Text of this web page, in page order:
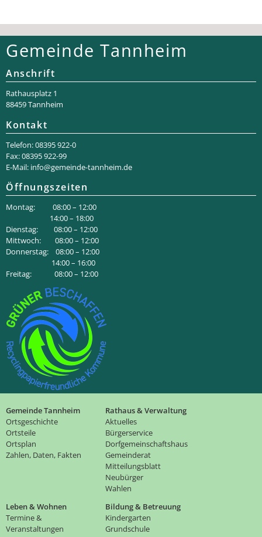
Gemeinde Tannheim
Anschrift
Rathaus­platz 1
88459 Tannheim
Kontakt
Telefon: 08395 922-0
Fax: 08395 922-99
E-Mail: info@gemeinde-tannheim.de
Öffnungszeiten
Montag: 08:00 – 12:00
14:00 – 18:00
Dienstag: 08:00 – 12:00
Mittwoch: 08:00 – 12:00
Donnerstag: 08:00 – 12:00
14:00 – 16:00
Freitag: 08:00 – 12:00
Gemeinde Tannheim
Ortsgeschichte
Ortsteile
Ortsplan
Zahlen, Daten, Fakten
Rathaus & Verwaltung
Aktuelles
Bürgerservice
Dorfgemeinschaftshaus
Gemeinderat
Mitteilungsblatt
Neubürger
Wahlen
Leben & Wohnen
Termine &
Veranstaltungen
Bildung & Betreuung
Kindergarten
Grundschule